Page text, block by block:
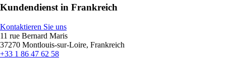
Kundendienst in Frankreich
Kontaktieren Sie uns
11 rue Bernard Maris
37270 Montlouis-sur-Loire, Frankreich
+33 1 86 47 62 58